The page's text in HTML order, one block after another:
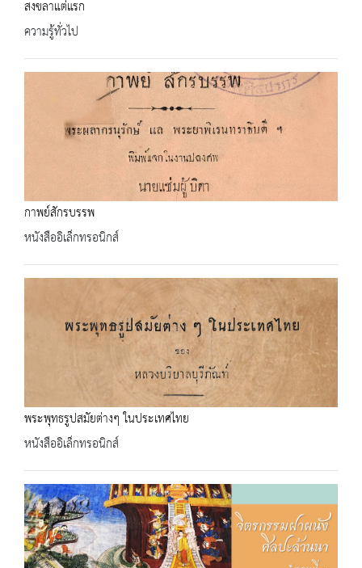
สงขลาแต่แรก
ความรู้ทั่วไป
กาพย์สักรบรรพ
หนังสืออิเล็กทรอนิกส์
พระพุทธรูปสมัยต่างๆ ในประเทศไทย
หนังสืออิเล็กทรอนิกส์